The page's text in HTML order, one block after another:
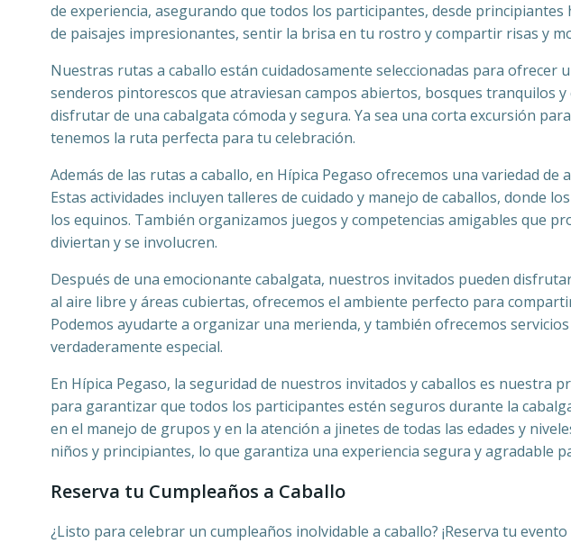
de experiencia, asegurando que todos los participantes, desde
de paisajes impresionantes, sentir la brisa en tu rostro y compartir risas y
Nuestras rutas a caballo están cuidadosamente seleccionadas para
senderos pintorescos que atraviesan campos abiertos, bosques tranquilos
disfrutar de una cabalgata cómoda y segura. Ya sea una corta excursión
tenemos la ruta perfecta para tu celebración.
Además de las rutas a caballo, en Hípica Pegaso ofrecemos una variedad
Estas actividades incluyen talleres de cuidado y manejo de caballos, donde
los equinos. También organizamos juegos y competencias amigables que
diviertan y se involucren.
Después de una emocionante cabalgata, nuestros invitados pueden
al aire libre y áreas cubiertas, ofrecemos el ambiente perfecto para
Podemos ayudarte a organizar una merienda, y también ofrecemos
verdaderamente especial.
En Hípica Pegaso, la seguridad de nuestros invitados y caballos es
para garantizar que todos los participantes estén seguros durante la
en el manejo de grupos y en la atención a jinetes de todas las edades y
niños y principiantes, lo que garantiza una experiencia segura y agradable
Reserva tu Cumpleaños a Caballo
¿Listo para celebrar un cumpleaños inolvidable a caballo? ¡Reserva tu